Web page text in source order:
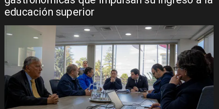
educación superior